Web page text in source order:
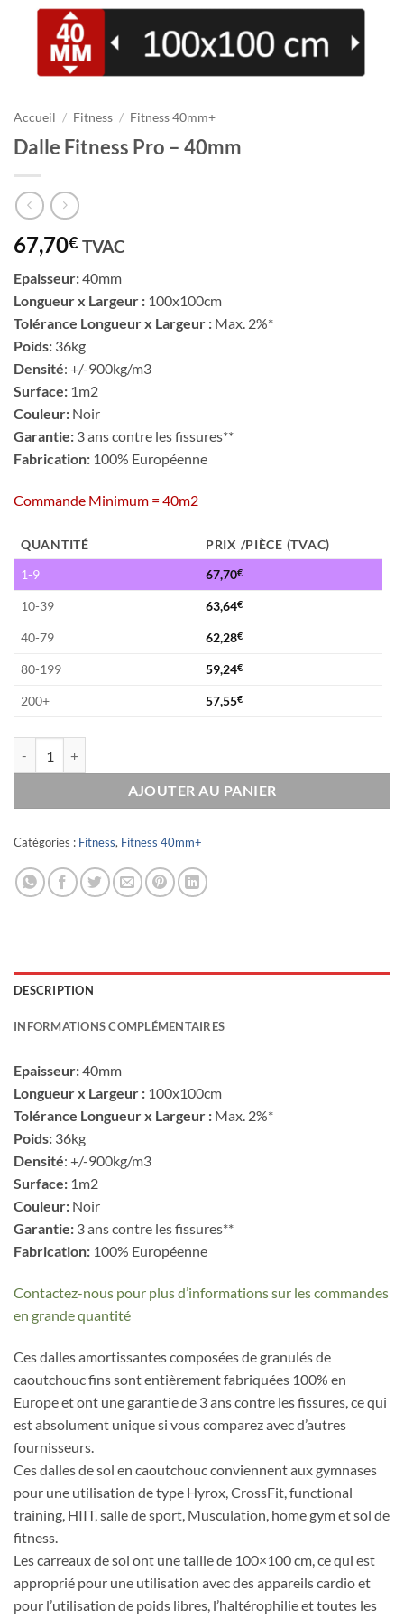
Accueil / Fitness / Fitness 40mm+
Dalle Fitness Pro – 40mm
67,70€ TVAC
Epaisseur:40mm
Longueur x Largeur : 100x100cm
Tolérance Longueur x Largeur : Max. 2%*
Poids: 36kg
Densité: +/-900kg/m3
Surface: 1m2
Couleur: Noir
Garantie: 3 ans contre les fissures**
Fabrication: 100% Européenne
Commande Minimum = 40m2
QUANTITÉ
PRIX /PIÈCE (TVAC)
1-9
67,70€
10-39 63,64€
40-79 62,28€
80-199 59,24€
200+ 57,55€
AJOUTER AU PANIER
Catégories : Fitness, Fitness 40mm+
DESCRIPTION
INFORMATIONS COMPLÉMENTAIRES
Epaisseur:40mm
Longueur x Largeur : 100x100cm
Tolérance Longueur x Largeur : Max. 2%*
Poids: 36kg
Densité: +/-900kg/m3
Surface: 1m2
Couleur: Noir
Garantie: 3 ans contre les fissures**
Fabrication: 100% Européenne
Contactez-nous pour plus d’informations sur les commandes
en grande quantité
Ces dalles amortissantes composées de granulés de
caoutchouc fins sont entièrement fabriquées 100% en
Europe et ont une garantie de 3 ans contre les fissures, ce qui
est absolument unique si vous comparez avec d’autres
fournisseurs.
Ces dalles de sol en caoutchouc conviennent aux gymnases
pour une utilisation de type Hyrox, CrossFit, functional
training, HIIT, salle de sport, Musculation, home gym et sol de
fitness.
Les carreaux de sol ont une taille de 100×100 cm, ce qui est
approprié pour une utilisation avec des appareils cardio et
pour l’utilisation de poids libres, l’haltérophilie et toutes les